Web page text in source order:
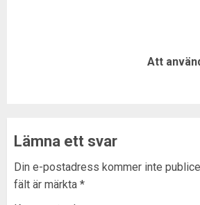
Att
Lämna ett svar
Din e-postadress kommer inte
fält är märkta *